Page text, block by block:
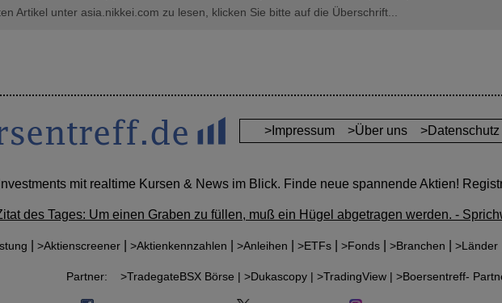
Artikel unter asia.nikkei.com zu lesen, klicken Sie bitte auf die Überschrift...
>Impressum >Über uns >Datenschutz
mit realtime Kursen & News im Blick. Finde neue spannende Aktien!
des Tages: Um einen Graben zu füllen, muß ein Hügel abgetragen werden. -
>Aktienscreener| >Aktienkennzahlen >Anleihen >ETFs| >Fonds| >Branchen >Länder|
Partner: >TradegateBSX Börse | >Dukascopy | >TradingView | >Boersentreff-